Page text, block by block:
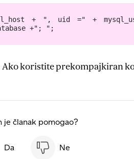
+ ", uid =" +
+"; ";
Ako koristite prekompajkiran
je članak pomogao?
Da Ne